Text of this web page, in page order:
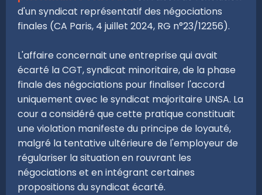
d'un syndicat représentatif des négociations
finales (CA Paris, 4 juillet 2024, RG n°23/12256).
L'affaire concernait une entreprise qui avait
écarté la CGT, syndicat minoritaire, de la phase
finale des négociations pour finaliser l'accord
uniquement avec le syndicat majoritaire UNSA. La
cour a considéré que cette pratique constituait
une violation manifeste du principe de loyauté,
malgré la tentative ultérieure de l'employeur de
régulariser la situation en rouvrant les
négociations et en intégrant certaines
propositions du syndicat écarté.